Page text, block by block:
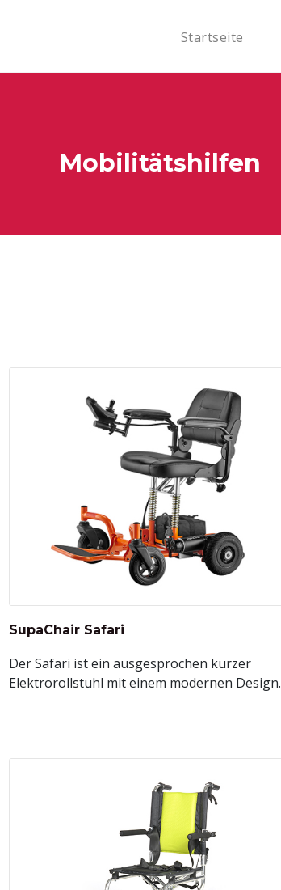
Startseite
Mobilitätshilfen
SupaChair Safari
Der Safari ist ein ausgesprochen kurzer
Elektrorollstuhl mit einem modernen Design.